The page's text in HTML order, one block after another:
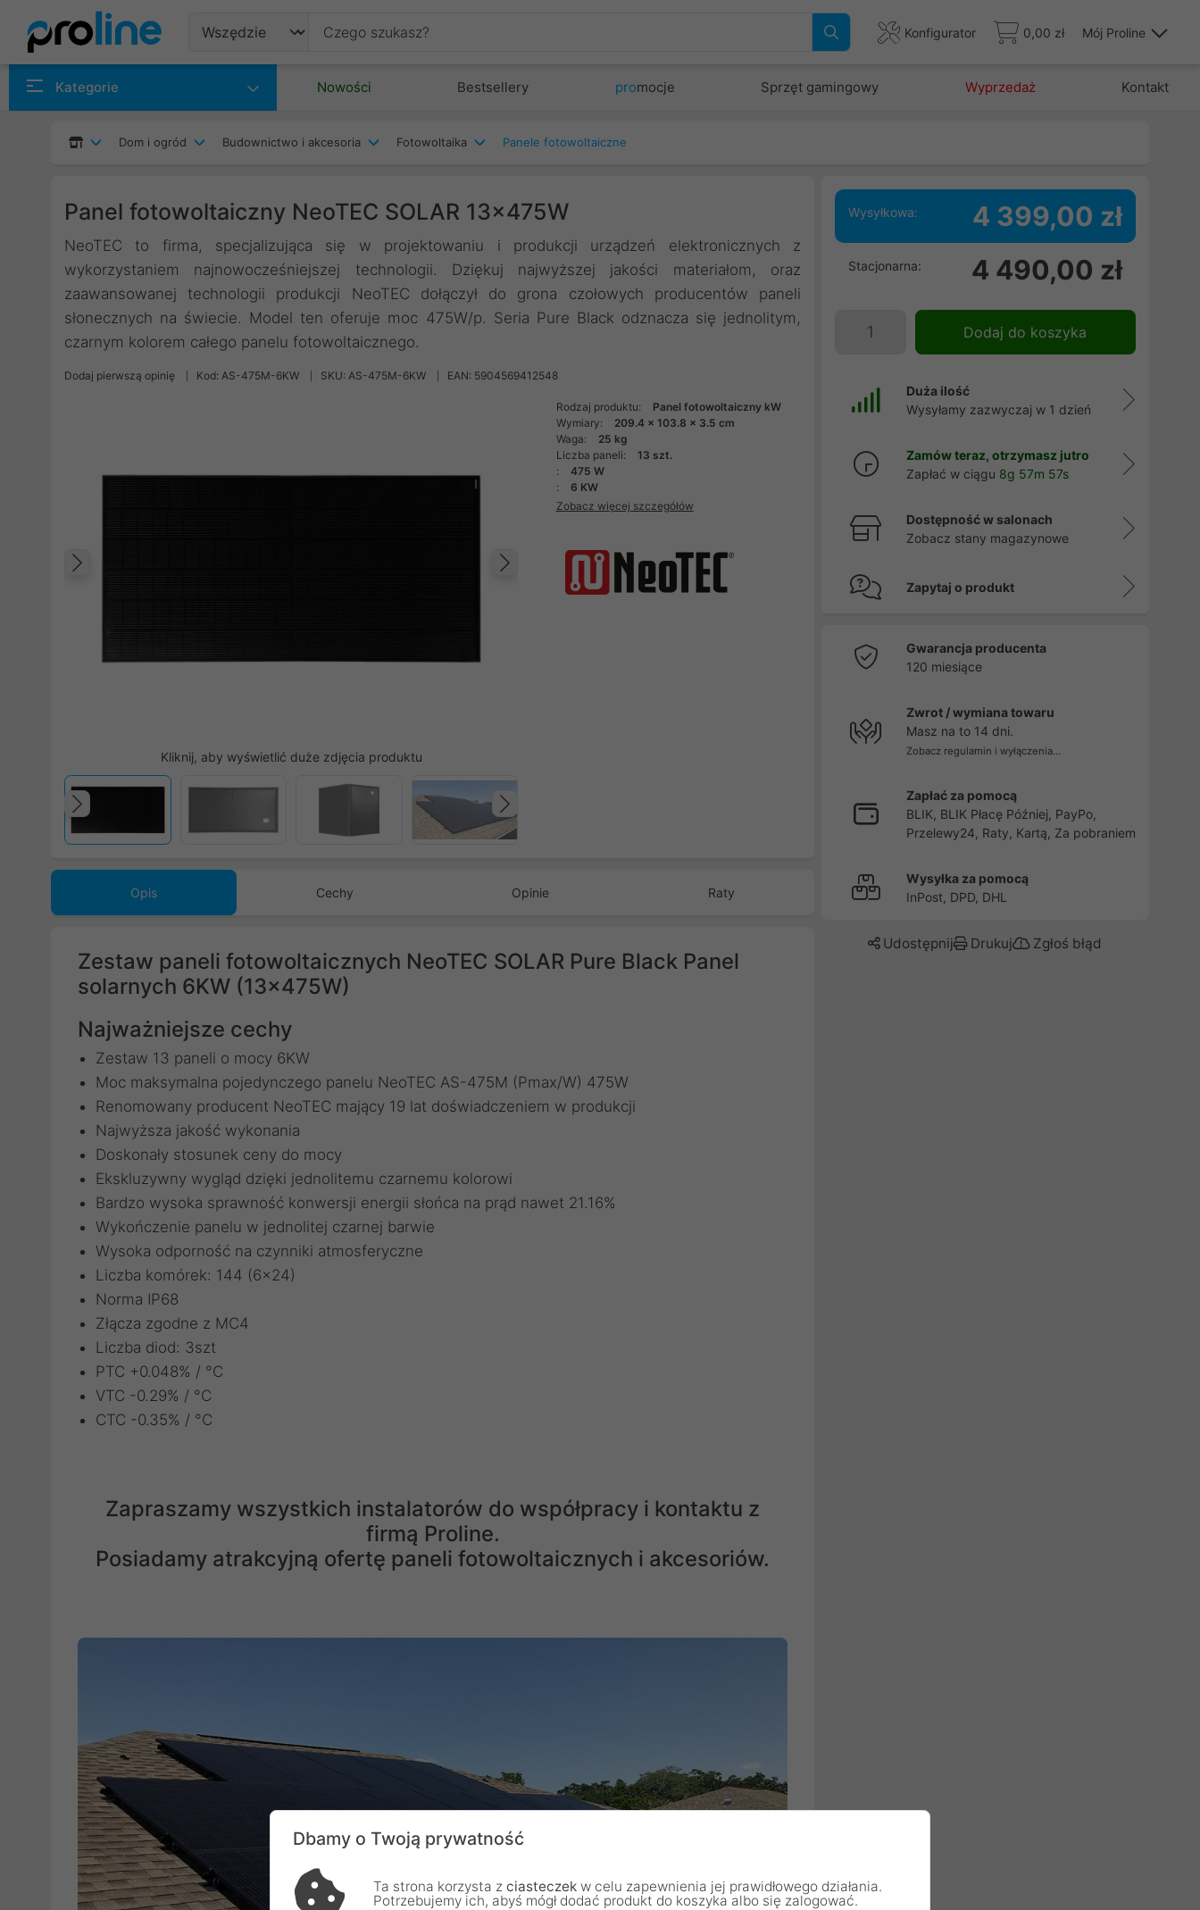
Konfigurator 0,00 zł Mój Proline
Kategorie Nowości Bestsellery promocje Sprzęt gamingowy Wyprzedaż Kontakt
Dom i ogród Budownictwo i akcesoria Fotowoltaika Panele fotowoltaiczne
Panel fotowoltaiczny NeoTEC SOLAR 13x475W
NeoTEC to firma, specjalizująca się w projektowaniu i produkcji urządzeń elektronicznych z
wykorzystaniem najnowocześniejszej technologii. Dziękuj najwyższej jakości materiałom, oraz
zaawansowanej technologii produkcji NeoTEC dołączył do grona czołowych producentów paneli
słonecznych na świecie. Model ten oferuje moc 475W/p. Seria Pure Black odznacza się jednolitym,
czarnym kolorem całego panelu fotowoltaicznego.
Dodaj pierwszą opinię Kod: AS-475M-6KW SKU: AS-475M-6KW EAN: 5904569412548
Następny
Kliknij, aby wyświetlić duże zdjęcia produktu
Następny
Poprzedni
Rodzaj produktu:
Panel fotowoltaiczny kW
Wymiary:
209.4 x 103.8 x 3.5 cm
Waga:
25 kg
Liczba paneli:
13 szt.
:
475 W
:
6 KW
Zobacz więcej szczegółów
Opis Cechy Opinie Raty
Zestaw paneli fotowoltaicznych NeoTEC SOLAR Pure Black Panel
solarnych 6KW (13x475W)
Najważniejsze cechy
Zestaw 13 paneli o mocy 6KW
Moc maksymalna pojedynczego panelu NeoTEC AS-475M (Pmax/W) 475W
Renomowany producent NeoTEC mający 19 lat doświadczeniem w produkcji
Najwyższa jakość wykonania
Doskonały stosunek ceny do mocy
Ekskluzywny wygląd dzięki jednolitemu czarnemu kolorowi
Bardzo wysoka sprawność konwersji energii słońca na prąd nawet 21.16%
Wykończenie panelu w jednolitej czarnej barwie
Wysoka odporność na czynniki atmosferyczne
Liczba komórek: 144 (6x24)
Norma IP68
Złącza zgodne z MC4
Liczba diod: 3szt
PTC +0.048% / °C
VTC -0.29% / °C
CTC -0.35% / °C
Zapraszamy wszystkich instalatorów do współpracy i kontaktu z
firmą Proline.
Posiadamy atrakcyjną ofertę paneli fotowoltaicznych i akcesoriów.
Wysyłkowa: 4 399,00 zł
Stacjonarna: 4 490,00 zł
Dodaj do koszyka
Duża ilość
Wysyłamy zazwyczaj w 1 dzień
Zamów teraz, otrzymasz jutro
Zapłać w ciągu 8g 57m 56s
Dostępność w salonach
Zobacz stany magazynowe
Zapytaj o produkt
Gwarancja producenta
120 miesiące
Zwrot / wymiana towaru
Masz na to 14 dni.
Zobacz regulamin i wyłączenia...
Zapłać za pomocą
BLIK, BLIK Płacę Później, PayPo,
Przelewy24, Raty, Kartą, Za pobraniem
Wysyłka za pomocą
InPost, DPD, DHL
Udostępnij Drukuj Zgłoś błąd
Dbamy o Twoją prywatność
Ta strona korzysta z ciasteczek w celu zapewnienia jej prawidłowego działania.
Potrzebujemy ich, abyś mógł dodać produkt do koszyka albo się zalogować.